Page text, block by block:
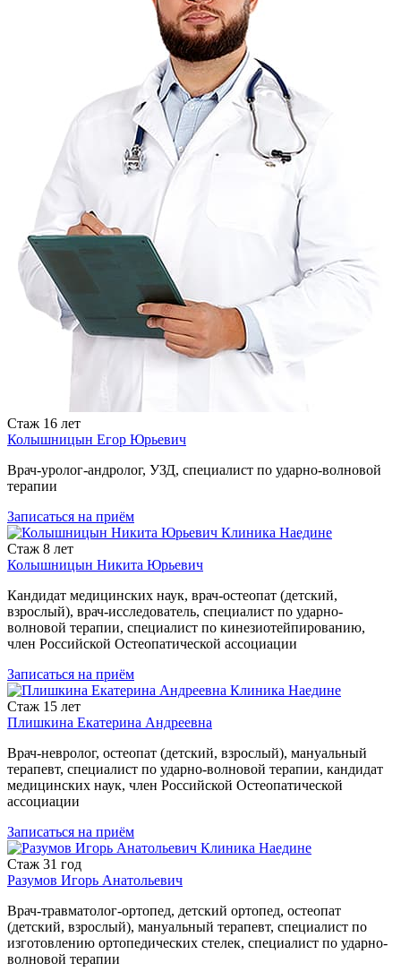
Стаж 16 лет
Колышницын Егор Юрьевич
Врач-уролог-андролог, УЗД, специалист по ударно-волновой
терапии
Записаться на приём
Стаж 8 лет
Колышницын Никита Юрьевич
Кандидат медицинских наук, врач-остеопат (детский,
взрослый), врач-исследователь, специалист по ударно-
волновой терапии, специалист по кинезиотейпированию,
член Российской Остеопатической ассоциации
Записаться на приём
Стаж 15 лет
Плишкина Екатерина Андреевна
Врач-невролог, остеопат (детский, взрослый), мануальный
терапевт, специалист по ударно-волновой терапии, кандидат
медицинских наук, член Российской Остеопатической
ассоциации
Записаться на приём
Стаж 31 год
Разумов Игорь Анатольевич
Врач-травматолог-ортопед, детский ортопед, остеопат
(детский, взрослый), мануальный терапевт, специалист по
изготовлению ортопедических стелек, специалист по ударно-
волновой терапии